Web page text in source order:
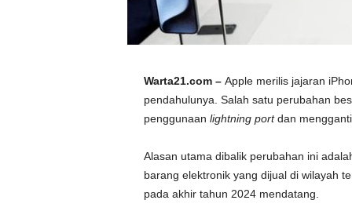
Warta21.com – Apple merilis jajaran
pendahulunya. Salah satu perubahan
penggunaan lightning portdan
Alasan utama dibalik perubahan ini
barang elektronik yang dijual di wilayah
pada akhir tahun 2024 mendatang.